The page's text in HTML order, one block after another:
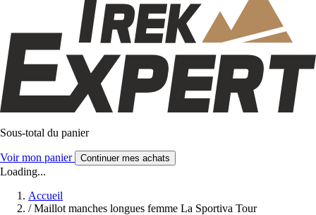
Sous-total du panier
Voir mon panier Continuer mes achats
Loading...
Accueil
/ Maillot manches longues femme La Sportiva Tour